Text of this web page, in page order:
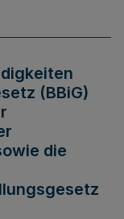
(BBiG)
die